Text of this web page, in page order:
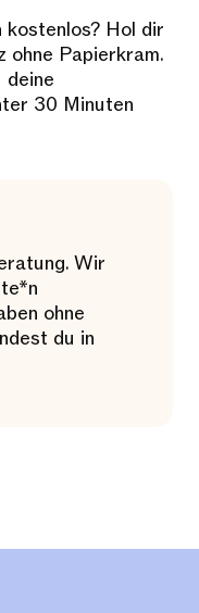
Hol dir
ohne Papierkram.
deine
30 Minuten
Wir
ohne
du in